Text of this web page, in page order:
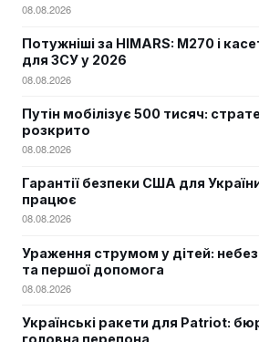
08.08.2026
Потужніші за HIMARS: М270 і
для ЗСУ у 2026
08.08.2026
Путін мобілізує 500 тисяч:
розкрито
08.08.2026
Гарантії безпеки США для
працює
08.08.2026
Ураження струмом у дітей:
та першої допомога
08.08.2026
Українські ракети для Patriot:
головна перепона